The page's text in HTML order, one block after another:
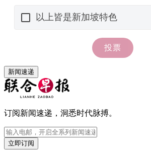
新闻速递
订阅新闻速递，洞悉时代脉搏。
立即订阅